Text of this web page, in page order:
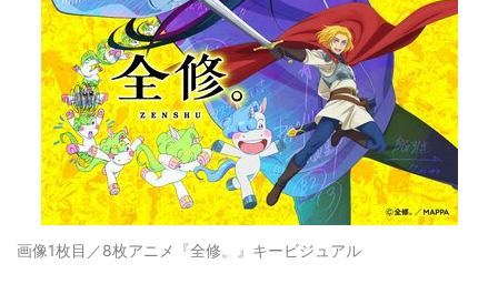
画像1枚目／8枚アニメ『全修。』キービジュアル